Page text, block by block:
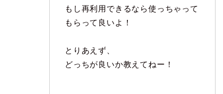
もし再利用できるなら使っちゃって
もらって良いよ！
とりあえず、
どっちが良いか教えてねー！